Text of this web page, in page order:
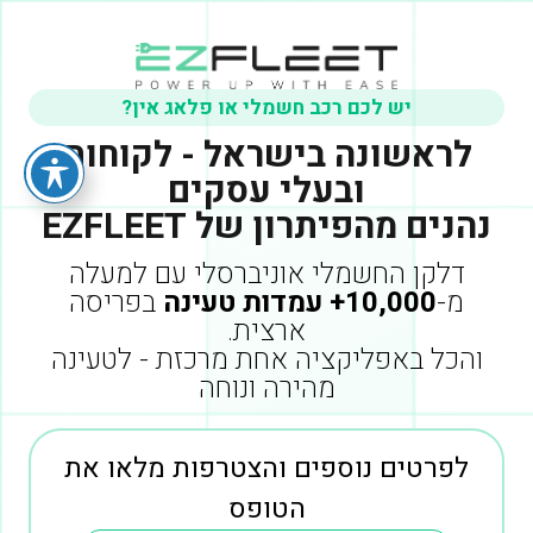
יש לכם רכב חשמלי או פלאג אין?
לראשונה בישראל - לקוחות
ובעלי עסקים
נהנים מהפיתרון של EZFLEET
דלקן החשמלי אוניברסלי עם למעלה
מ-10,000+ עמדות טעינה בפריסה
ארצית.
והכל באפליקציה אחת מרכזת - לטעינה
מהירה ונוחה
לפרטים נוספים והצטרפות מלאו את
הטופס